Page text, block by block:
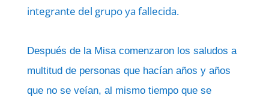
integrante del grupo ya fallecida.
Después de la Misa comenzaron los saludos a
multitud de personas que hacían años y años
que no se veían, al mismo tiempo que se